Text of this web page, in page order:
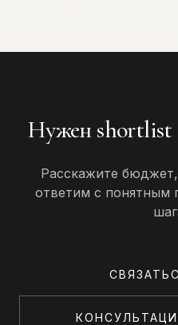
Нужен shortlist
Расскажите
ответим с